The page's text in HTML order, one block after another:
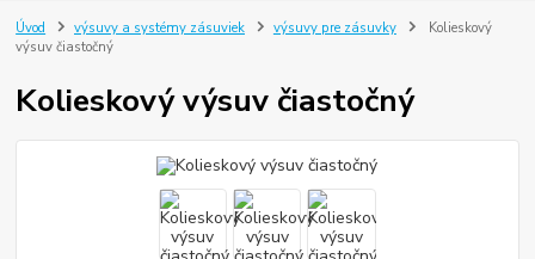
Úvod výsuvy a systémy zásuviek výsuvy pre zásuvky
Kolieskový
výsuv čiastočný
Kolieskový výsuv čiastočný